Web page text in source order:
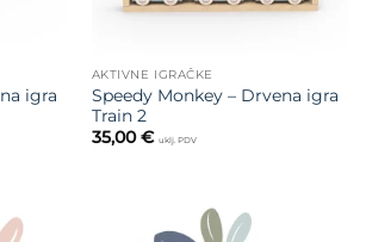
igra
AKTIVNE IGRAČKE
Speedy Monkey – Drvena igra
Train 2
35,00€ uklj. PDV